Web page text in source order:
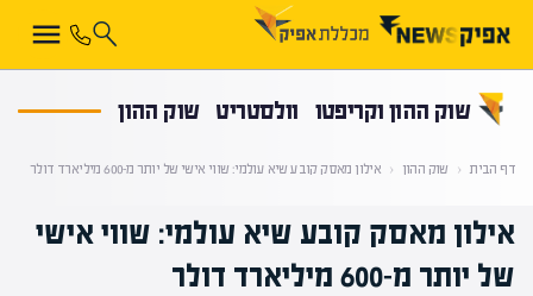
שוק ההון וקריפטו וולסטריט שוק ההון
דף הבית ‹ שוק ההון ‹ אילון מאסק קובע שיא עולמי: שווי אישי של יותר מ-600 מיליארד דולר
אילון מאסק קובע שיא עולמי: שווי אישי
של יותר מ-600 מיליארד דולר